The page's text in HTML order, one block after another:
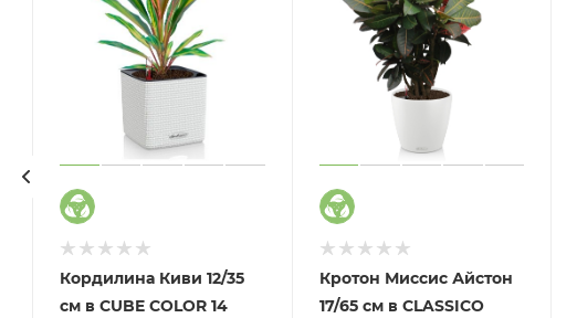
Кордилина Киви 12/35
см в CUBE COLOR 14
Кротон Миссис Айстон
17/65 см в CLASSICO